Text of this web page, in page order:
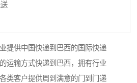
提供中国快递到巴西的国际快递
运输方式快递到巴西，拥有行业
类客户提供周到满意的门到门递